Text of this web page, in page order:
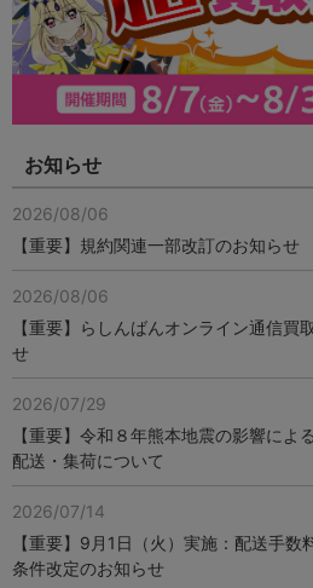
お知らせ
2026/08/06
【重要】規約関連一部改訂のお知らせ
2026/08/06
【重要】らしんばんオンライン通信買
せ
2026/07/29
【重要】令和８年熊本地震の影響によ
配送・集荷について
2026/07/14
【重要】9月1日（火）実施：配送手
条件改定のお知らせ